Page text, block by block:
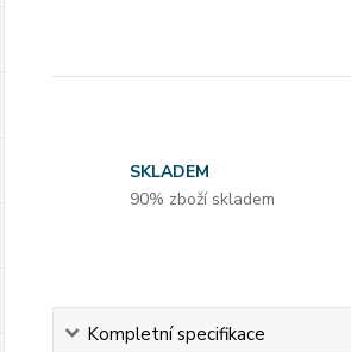
SKLADEM
90% zboží skladem
Kompletní specifikace